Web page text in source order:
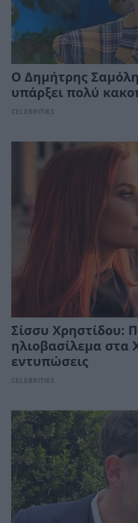
Ο Δημήτρης
υπάρξει πολύ
CELEBRITIES
Σίσσυ Χρηστίδου:
ηλιοβασίλεμα στα
εντυπώσεις
CELEBRITIES